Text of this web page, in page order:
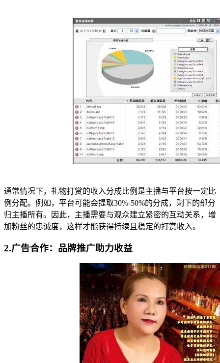
通常情况下，礼物打赏的收入分成比例是主播与平台按一定比
例分配。例如，平台可能会提取30%-50%的分成，剩下的部分
归主播所有。因此，主播需要与观众建立紧密的互动关系，增
加粉丝的忠诚度，这样才能获得持续且稳定的打赏收入。
2.广告合作：品牌推广助力收益